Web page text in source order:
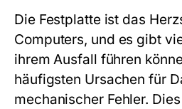
Die Festplatte ist das
Computers, und es gibt
ihrem Ausfall führen
häufigsten Ursachen für
mechanischer Fehler.